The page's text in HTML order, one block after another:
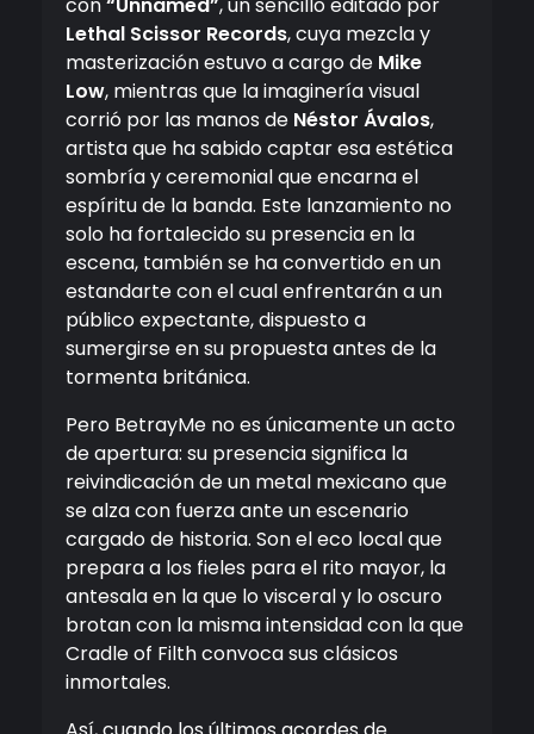
con“Unnamed”, un sencillo editado por
Lethal Scissor Records, cuya mezcla y
masterización estuvo a cargo de Mike
Low, mientras que la imaginería visual
corrió por las manos de Néstor Ávalos,
artista que ha sabido captar esa estética
sombría y ceremonial que encarna el
espíritu de la banda. Este lanzamiento no
solo ha fortalecido su presencia en la
escena, también se ha convertido en un
estandarte con el cual enfrentarán a un
público expectante, dispuesto a
sumergirse en su propuesta antes de la
tormenta británica.
Pero BetrayMe no es únicamente un acto
de apertura: su presencia significa la
reivindicación de un metal mexicano que
se alza con fuerza ante un escenario
cargado de historia. Son el eco local que
prepara a los fieles para el rito mayor, la
antesala en la que lo visceral y lo oscuro
brotan con la misma intensidad con la que
Cradle of Filth convoca sus clásicos
inmortales.